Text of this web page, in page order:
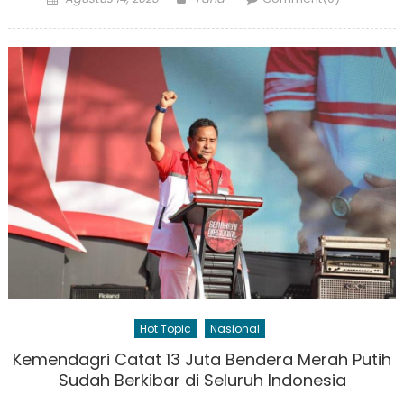
Hot Topic Nasional
Kemendagri Catat 13 Juta Bendera Merah Putih
Sudah Berkibar di Seluruh Indonesia